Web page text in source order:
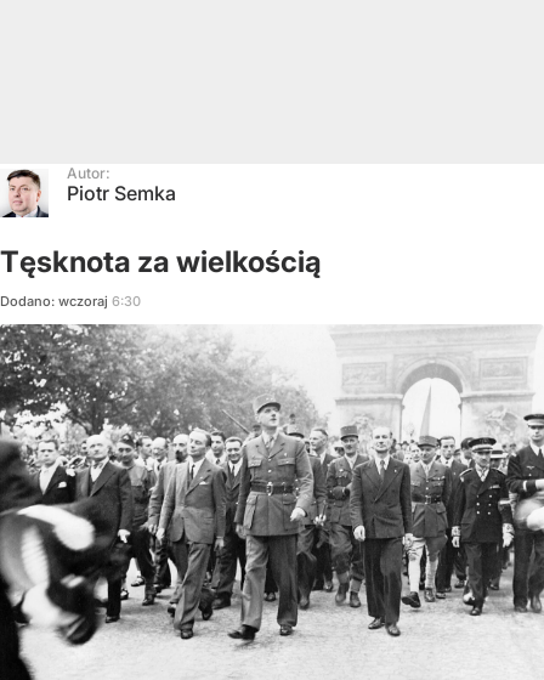
Autor:
Piotr Semka
Tęsknota za wielkością
Dodano: wczoraj 6:30